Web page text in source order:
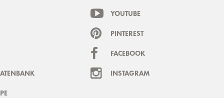
YOUTUBE
PINTEREST
FACEBOOK
INSTAGRAM